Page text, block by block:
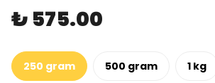
₺ 575.00
250 gram 500 gram 1 kg